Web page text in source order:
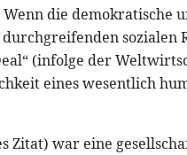
die demokratische
sozialen
(infolge der
eines wesentlich
Zitat) war eine